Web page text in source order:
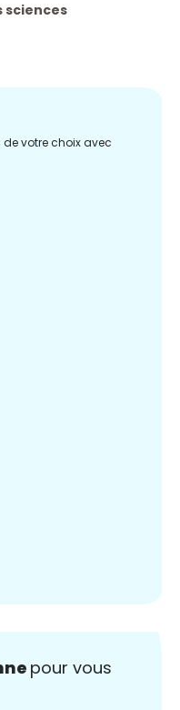
sciences
votre choix avec
pour vous